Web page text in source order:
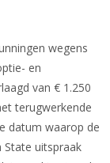
wegens
en
van € 1.250
terugwerkende
datum waarop de
State uitspraak